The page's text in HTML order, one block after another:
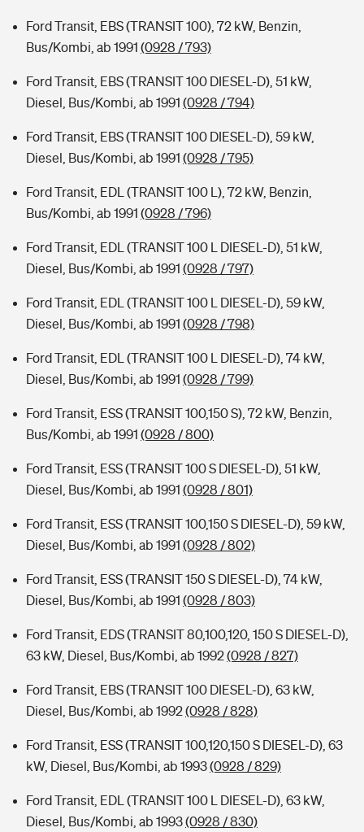
Ford Transit, EBS (TRANSIT 100), 72 kW, Benzin,
Bus/Kombi, ab 1991 (0928 / 793)
Ford Transit, EBS (TRANSIT 100 DIESEL-D), 51 kW,
Diesel, Bus/Kombi, ab 1991 (0928 / 794)
Ford Transit, EBS (TRANSIT 100 DIESEL-D), 59 kW,
Diesel, Bus/Kombi, ab 1991 (0928 / 795)
Ford Transit, EDL (TRANSIT 100 L), 72 kW, Benzin,
Bus/Kombi, ab 1991 (0928 / 796)
Ford Transit, EDL (TRANSIT 100 L DIESEL-D), 51 kW,
Diesel, Bus/Kombi, ab 1991 (0928 / 797)
Ford Transit, EDL (TRANSIT 100 L DIESEL-D), 59 kW,
Diesel, Bus/Kombi, ab 1991 (0928 / 798)
Ford Transit, EDL (TRANSIT 100 L DIESEL-D), 74 kW,
Diesel, Bus/Kombi, ab 1991 (0928 / 799)
Ford Transit, ESS (TRANSIT 100,150 S), 72 kW, Benzin,
Bus/Kombi, ab 1991 (0928 / 800)
Ford Transit, ESS (TRANSIT 100 S DIESEL-D), 51 kW,
Diesel, Bus/Kombi, ab 1991 (0928 / 801)
Ford Transit, ESS (TRANSIT 100,150 S DIESEL-D), 59 kW,
Diesel, Bus/Kombi, ab 1991 (0928 / 802)
Ford Transit, ESS (TRANSIT 150 S DIESEL-D), 74 kW,
Diesel, Bus/Kombi, ab 1991 (0928 / 803)
Ford Transit, EDS (TRANSIT 80,100,120, 150 S DIESEL-D),
63 kW, Diesel, Bus/Kombi, ab 1992(0928 / 827)
Ford Transit, EBS (TRANSIT 100 DIESEL-D), 63 kW,
Diesel, Bus/Kombi, ab 1992(0928 / 828)
Ford Transit, ESS (TRANSIT 100,120,150 S DIESEL-D), 63
kW, Diesel, Bus/Kombi, ab 1993(0928 / 829)
Ford Transit, EDL (TRANSIT 100 L DIESEL-D), 63 kW,
Diesel, Bus/Kombi, ab 1993(0928 / 830)